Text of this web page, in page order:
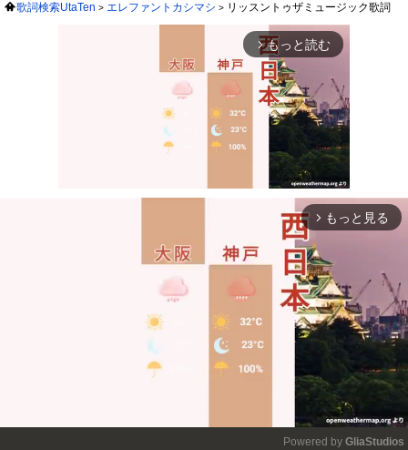
歌詞検索UtaTen エレファントカシマシ リッスントゥザミュージック歌詞
arrow_forward_ios もっと読む
Mute
arrow_forward_ios もっと見る
Powered by GliaStudios